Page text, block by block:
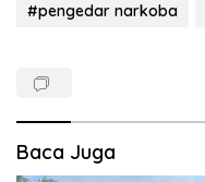
#pengedar narkoba
Baca Juga